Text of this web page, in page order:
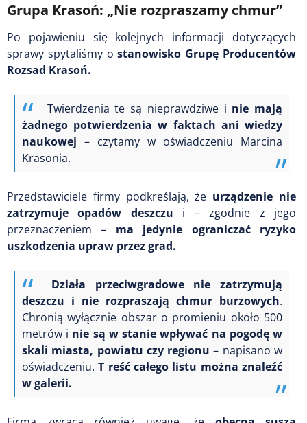
Grupa Krasoń: „Nie rozpraszamy chmur”
Po pojawieniu się kolejnych informacji dotyczących
sprawy spytaliśmy ostanowisko Grupę Producentów
Rozsad Krasoń.
Twierdzenia te są nieprawdziwe i nie mają
żadnego potwierdzenia w faktach ani wiedzy
naukowej – czytamy w oświadczeniu Marcina
Krasonia.
Przedstawiciele firmy podkreślają, że urządzenie nie
zatrzymuje opadów deszczu i – zgodnie z jego
przeznaczeniem – ma jedynie ograniczać ryzyko
uszkodzenia upraw przez grad.
Działa przeciwgradowe nie zatrzymują
deszczu i nie rozpraszają chmur burzowych.
Chronią wyłącznie obszar o promieniu około 500
metrów i nie są w stanie wpływać na pogodę w
skali miasta, powiatu czy regionu – napisano w
oświadczeniu.T reść całego listu można znaleźć
w galerii.